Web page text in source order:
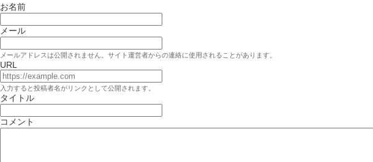
お名前
メール
メールアドレスは公開されません。サイト運営者からの連絡に使用されることがあります。
URL
入力すると投稿者名がリンクとして公開されます。
タイトル
コメント